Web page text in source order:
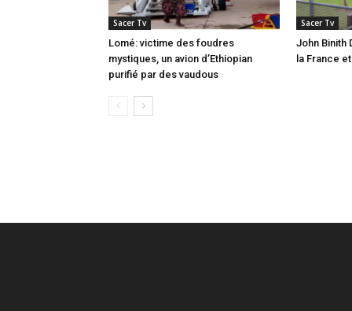
Sacer Tv
Lomé: victime des foudres
mystiques, un avion d’Ethiopian
purifié par des vaudous
Sacer Tv
John Binith
la France